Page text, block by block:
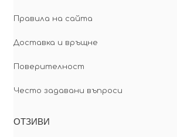
Правила на сайта
Доставка и връщне
Поверителност
Често задавани въпроси
ОТЗИВИ